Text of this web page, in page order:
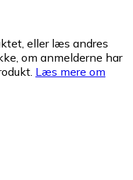
eller læs andres
om anmelderne har
Læs mere om